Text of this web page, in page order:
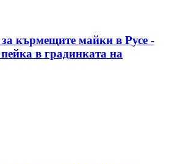
кърмещите майки в Русе -
в градинката на